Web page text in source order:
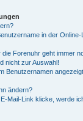
in der
Forenuhr geht immer
nicht zur Auswahl!
Benutzernamen
ändern?
Mail-Link klicke, werde